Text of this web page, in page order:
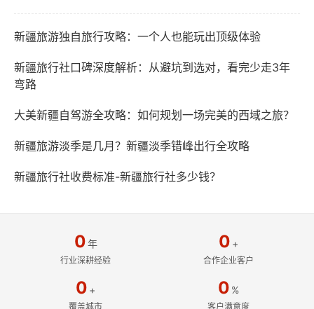
新疆旅游独自旅行攻略：一个人也能玩出顶级体验
新疆旅行社口碑深度解析：从避坑到选对，看完少走3年
弯路
大美新疆自驾游全攻略：如何规划一场完美的西域之旅？
新疆旅游淡季是几月？新疆淡季错峰出行全攻略
新疆旅行社收费标准-新疆旅行社多少钱？
0年
行业深耕经验
0 +
合作企业客户
0 +
覆盖城市
0 %
客户满意度